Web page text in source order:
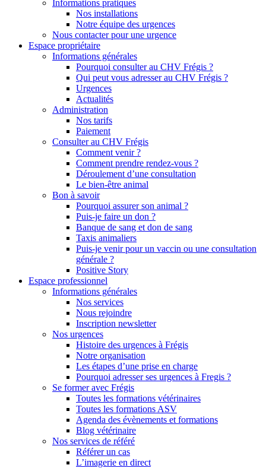
Informations pratiques
Nos installations
Notre équipe des urgences
Nous contacter pour une urgence
Espace propriétaire
Informations générales
Pourquoi consulter au CHV Frégis ?
Qui peut vous adresser au CHV Frégis ?
Urgences
Actualités
Administration
Nos tarifs
Paiement
Consulter au CHV Frégis
Comment venir ?
Comment prendre rendez-vous ?
Déroulement d’une consultation
Le bien-être animal
Bon à savoir
Pourquoi assurer son animal ?
Puis-je faire un don ?
Banque de sang et don de sang
Taxis animaliers
Puis-je venir pour un vaccin ou une consultation
générale ?
Positive Story
Espace professionnel
Informations générales
Nos services
Nous rejoindre
Inscription newsletter
Nos urgences
Histoire des urgences à Frégis
Notre organisation
Les étapes d’une prise en charge
Pourquoi adresser ses urgences à Fregis ?
Se former avec Frégis
Toutes les formations vétérinaires
Toutes les formations ASV
Agenda des évènements et formations
Blog vétérinaire
Nos services de référé
Référer un cas
L’imagerie en direct